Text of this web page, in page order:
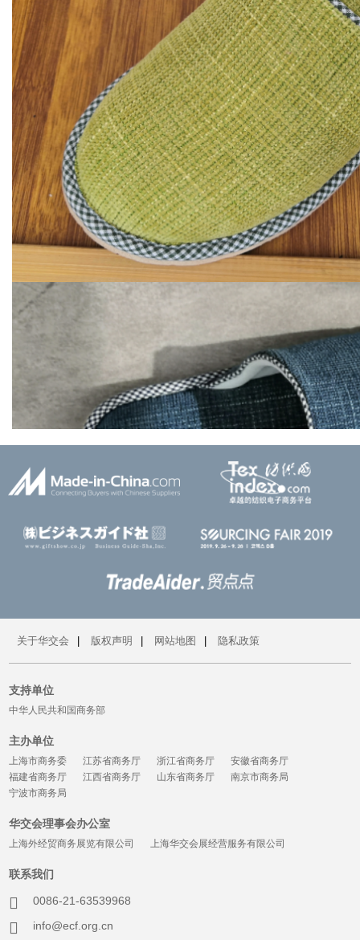
关于华交会 | 版权声明 | 网站地图 | 隐私政策
支持单位
中华人民共和国商务部
主办单位
上海市商务委 江苏省商务厅 浙江省商务厅
安徽省商务厅
福建省商务厅
江西省商务厅 山东省商务厅
南京市商务局
宁波市商务局
华交会理事会办公室
上海外经贸商务展览有限公司 上海华交会展经营服务有限公司
联系我们
0086-21-63539968
info@ecf.org.cn